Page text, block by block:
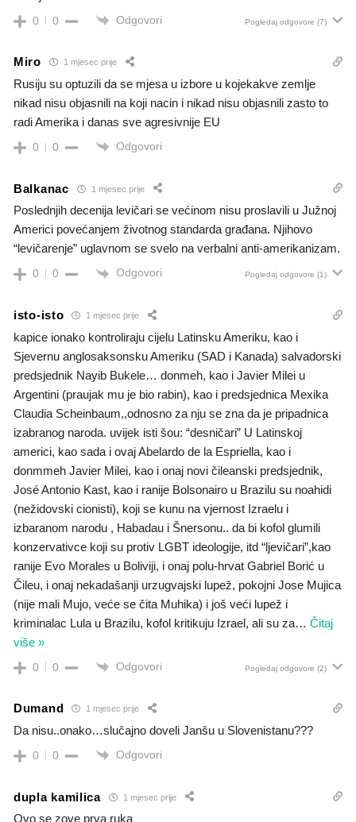
0 0 Odgovori Pogledaj odgovore (7)
Miro 1 mjesec prije
Rusiju su optuzili da se mjesa u izbore u kojekakve zemlje
nikad nisu objasnili na koji nacin i nikad nisu objasnili zasto to
radi Amerika i danas sve agresivnije EU
0 0 Odgovori
Balkanac 1 mjesec prije
Poslednjih decenija levičari se većinom nisu proslavili u Južnoj
Americi povećanjem životnog standarda građana. Njihovo
“levičarenje” uglavnom se svelo na verbalni anti-amerikanizam.
0 0 Odgovori Pogledaj odgovore (1)
isto-isto 1 mjesec prije
kapice ionako kontroliraju cijelu Latinsku Ameriku, kao i
Sjevernu anglosaksonsku Ameriku (SAD i Kanada) salvadorski
predsjednik Nayib Bukele… donmeh, kao i Javier Milei u
Argentini (praujak mu je bio rabin), kao i predsjednica Mexika
Claudia Scheinbaum,,odnosno za nju se zna da je pripadnica
izabranog naroda. uvijek isti šou: “desničari” U Latinskoj
americi, kao sada i ovaj Abelardo de la Espriella, kao i
donmmeh Javier Milei, kao i onaj novi čileanski predsjednik,
José Antonio Kast, kao i ranije Bolsonairo u Brazilu su noahidi
(nežidovski cionisti), koji se kunu na vjernost Izraelu i
izbaranom narodu , Habadau i Šnersonu.. da bi kofol glumili
konzervativce koji su protiv LGBT ideologije, itd “ljevičari”,kao
ranije Evo Morales u Boliviji, i onaj polu-hrvat Gabriel Borić u
Čileu, i onaj nekadašanji urzugvajski lupež, pokojni Jose Mujica
(nije mali Mujo, veće se čita Muhika) i još veći lupež i
kriminalac Lula u Brazilu, kofol kritikuju Izrael, ali su za… Čitaj
više »
0 0 Odgovori Pogledaj odgovore (2)
Dumand 1 mjesec prije
Da nisu..onako…slučajno doveli Janšu u Slovenistanu???
0 0 Odgovori
dupla kamilica 1 mjesec prije
Ovo se zove prva ruka